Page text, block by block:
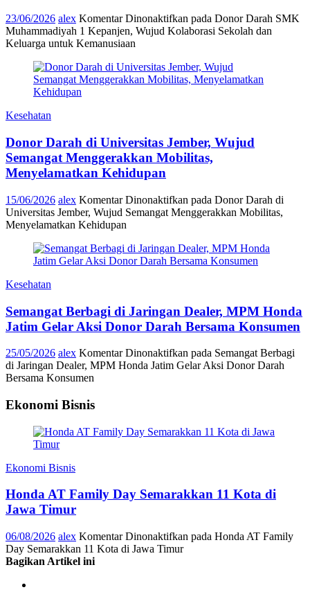
23/06/2026 alex Komentar Dinonaktifkan pada Donor Darah SMK
Muhammadiyah 1 Kepanjen, Wujud Kolaborasi Sekolah dan
Keluarga untuk Kemanusiaan
Kesehatan
Donor Darah di Universitas Jember, Wujud
Semangat Menggerakkan Mobilitas,
Menyelamatkan Kehidupan
15/06/2026 alex Komentar Dinonaktifkan pada Donor Darah di
Universitas Jember, Wujud Semangat Menggerakkan Mobilitas,
Menyelamatkan Kehidupan
Kesehatan
Semangat Berbagi di Jaringan Dealer, MPM Honda
Jatim Gelar Aksi Donor Darah Bersama Konsumen
25/05/2026 alex Komentar Dinonaktifkan pada Semangat Berbagi
di Jaringan Dealer, MPM Honda Jatim Gelar Aksi Donor Darah
Bersama Konsumen
Ekonomi Bisnis
Ekonomi Bisnis
Honda AT Family Day Semarakkan 11 Kota di
Jawa Timur
06/08/2026 alex Komentar Dinonaktifkan pada Honda AT Family
Day Semarakkan 11 Kota di Jawa Timur
Bagikan Artikel ini